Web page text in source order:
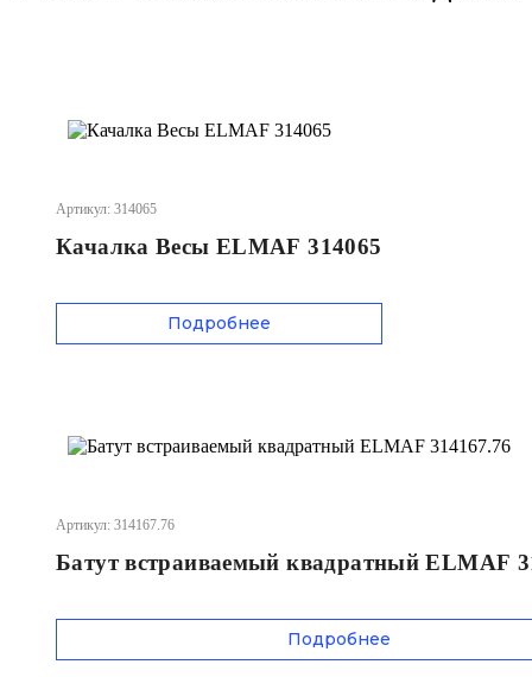
Артикул: 314065
Качалка Весы ELMAF 314065
Подробнее
Артикул: 314167.76
Батут встраиваемый квадратный ELMAF
Подробнее